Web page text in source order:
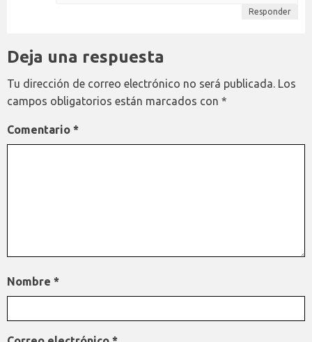
Responder
Deja una respuesta
Tu dirección de correo electrónico no será publicada. Los
campos obligatorios están marcados con *
Comentario *
Nombre *